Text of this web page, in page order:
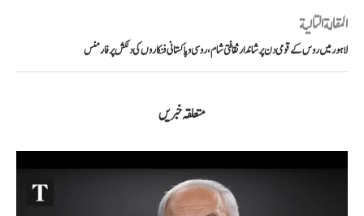
المقالة التالية
لاہور میں روس کے قومی دن پر شاندار ثقافتی شام، روسی و پاکستانی فنکاروں کی دلکش پرفارمنس
متعلقہ خبریں